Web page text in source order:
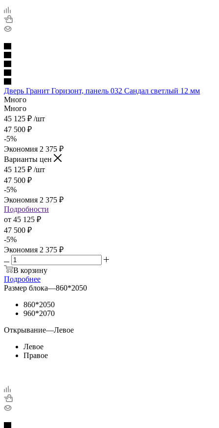
Дверь Гранит Горизонт, панель 032 Сандал светлый 12 мм
Много
Много
45 125 ₽ /шт
47 500 ₽
-5%
Экономия 2 375 ₽
Варианты цен
45 125 ₽ /шт
47 500 ₽
-5%
Экономия 2 375 ₽
Подробности
от 45 125 ₽
47 500 ₽
-5%
Экономия 2 375 ₽
В корзину
Подробнее
Размер блока—860*2050
860*2050
960*2070
Открывание—Левое
Левое
Правое